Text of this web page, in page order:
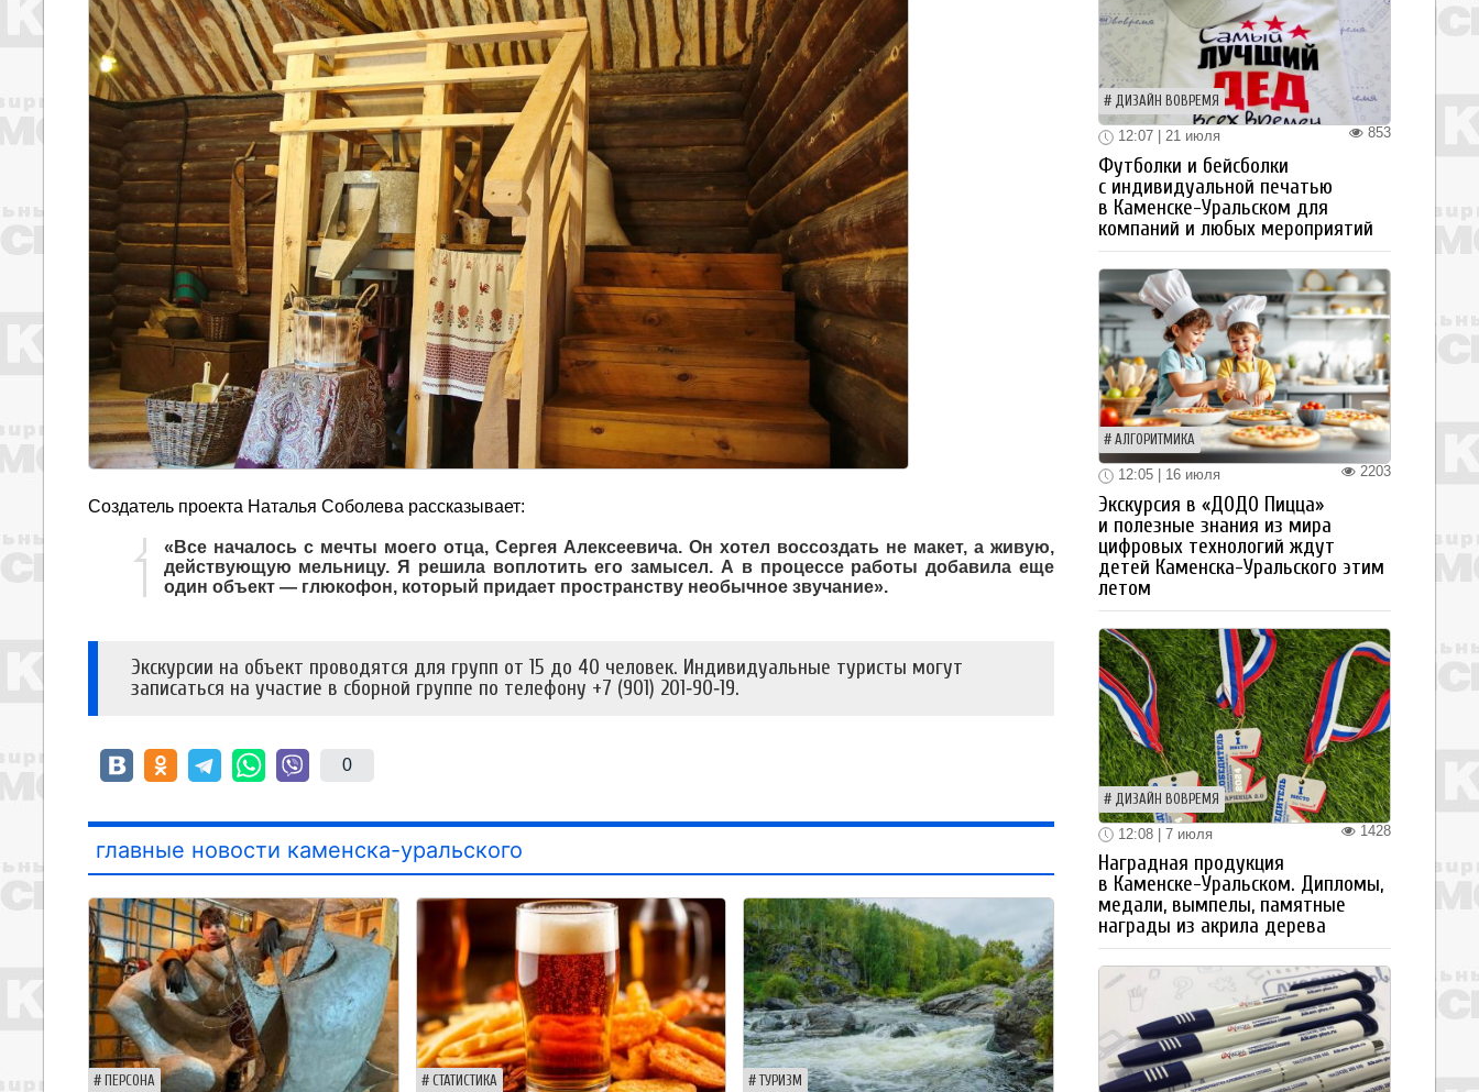
Создатель проекта Наталья Соболева рассказывает:
«Все началось с мечты моего отца, Сергея Алексеевича. Он хотел воссоздать не макет, а живую,
действующую мельницу. Я решила воплотить его замысел. А в процессе работы добавила еще
один объект — глюкофон, который придает пространству необычное звучание».
Экскурсии на объект проводятся для групп от 15 до 40 человек. Индивидуальные туристы могут
записаться на участие в сборной группе по телефону +7 (901) 201‑90‑19.
0
главные новости каменска-уральского
ПЕРСОНА СТАТИСТИКА ТУРИЗМ
ДИЗАЙН ВОВРЕМЯ
853
12:07 | 21 июля
Футболки и бейсболки
с индивидуальной печатью
в Каменске-Уральском для
компаний и любых мероприятий
АЛГОРИТМИКА
2203
12:05 | 16 июля
Экскурсия в «ДОДО Пицца»
и полезные знания из мира
цифровых технологий ждут
детей Каменска-Уральского этим
летом
ДИЗАЙН ВОВРЕМЯ
1428
12:08 | 7 июля
Наградная продукция
в Каменске-Уральском. Дипломы,
медали, вымпелы, памятные
награды из акрила дерева